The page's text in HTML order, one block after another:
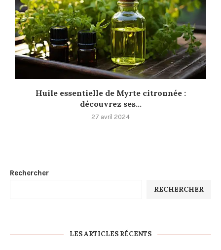
Huile essentielle de Myrte citronnée :
découvrez ses...
27 avril 2024
Rechercher
RECHERCHER
LES ARTICLES RÉCENTS